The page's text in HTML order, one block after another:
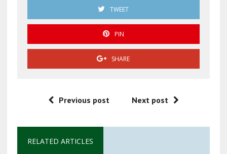
TWEET
PIN
SHARE
Previous post Next post
RELATED ARTICLES